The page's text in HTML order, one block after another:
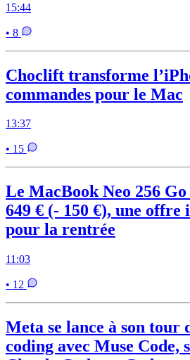
15:44
• 8
Choclift transforme
commandes pour le Mac
13:37
• 15
Le MacBook Neo 256
649 € (- 150 €), une offre
pour la rentrée
11:03
• 12
Meta se lance à son tour
coding avec Muse Code,